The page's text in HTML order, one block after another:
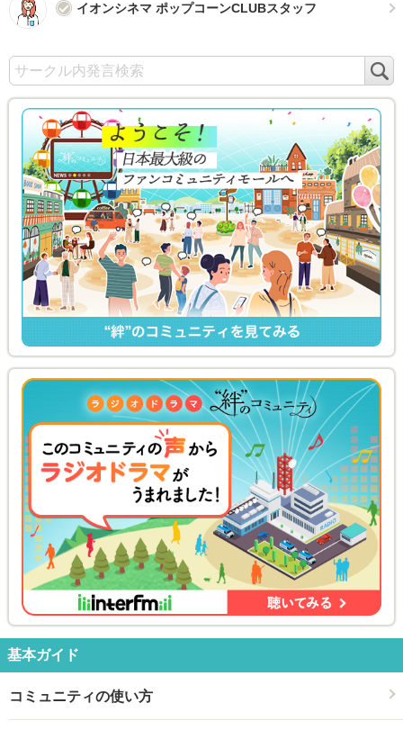
イオンシネマ ポップコーンCLUBスタッフ
基本ガイド
コミュニティの使い方